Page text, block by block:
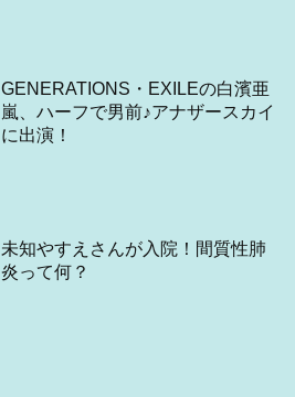
GENERATIONS・EXILEの白濱亜
嵐、ハーフで男前♪アナザースカイ
に出演！
未知やすえさんが入院！間質性肺
炎って何？